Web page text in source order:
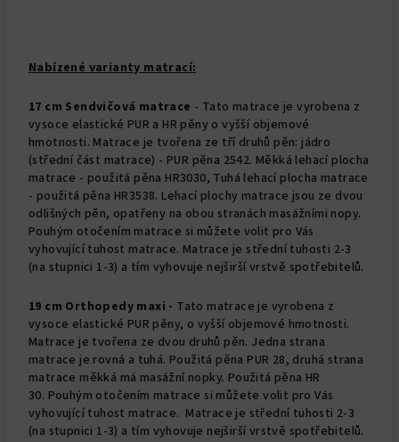
Nabízené varianty matrací:
17 cm Sendvičová matrace - Tato matrace je vyrobena z
vysoce elastické PUR a HR pěny o vyšší objemové
hmotnosti. Matrace je tvořena ze tří druhů pěn: jádro
(střední část matrace) - PUR pěna 2542. Měkká lehací plocha
matrace - použitá pěna HR3030, Tuhá lehací plocha matrace
- použitá pěna HR3538. Lehací plochy matrace jsou ze dvou
odlišných pěn, opatřeny na obou stranách masážními nopy.
Pouhým otočením matrace si můžete volit pro Vás
vyhovující tuhost matrace. Matrace je střední tuhosti 2-3
(na stupnici 1-3) a tím vyhovuje nejširší vrstvě spotřebitelů.
19 cm Orthopedy maxi - Tato matrace je vyrobena z
vysoce elastické PUR pěny, o vyšší objemové hmotnosti.
Matrace je tvořena ze dvou druhů pěn. Jedna strana
matrace je rovná a tuhá. Použitá pěna PUR 28, druhá strana
matrace měkká má masážní nopky. Použitá pěna HR
30. Pouhým otočením matrace si můžete volit pro Vás
vyhovující tuhost matrace. Matrace je střední tuhosti 2-3
(na stupnici 1-3) a tím vyhovuje nejširší vrstvě spotřebitelů.